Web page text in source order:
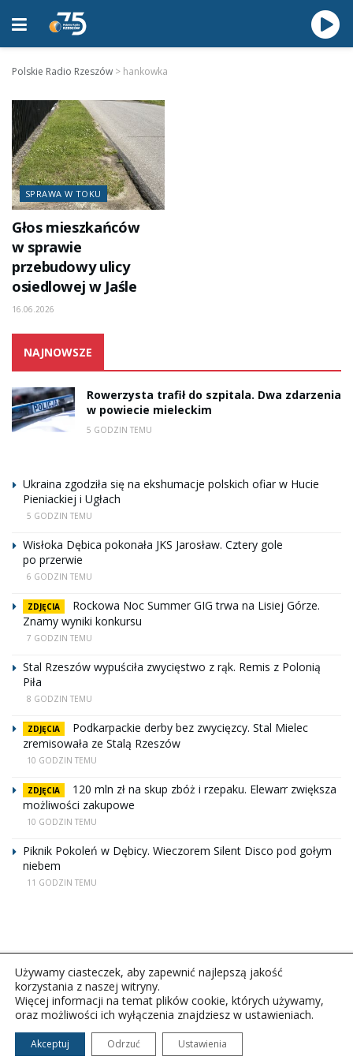
Polskie Radio Rzeszów > hankowka
SPRAWA W TOKU
Głos mieszkańców
w sprawie
przebudowy ulicy
osiedlowej w Jaśle
16.06.2026
NAJNOWSZE
Rowerzysta trafił do szpitala. Dwa zdarzenia
w powiecie mieleckim
5 GODZIN TEMU
Ukraina zgodziła się na ekshumacje polskich ofiar w Hucie
Pieniackiej i Ugłach
5 GODZIN TEMU
Wisłoka Dębica pokonała JKS Jarosław. Cztery gole
po przerwie
6 GODZIN TEMU
ZDJĘCIA
Rockowa Noc Summer GIG trwa na Lisiej Górze.
Znamy wyniki konkursu
7 GODZIN TEMU
Stal Rzeszów wypuściła zwycięstwo z rąk. Remis z Polonią
Piła
8 GODZIN TEMU
ZDJĘCIA
Podkarpackie derby bez zwycięzcy. Stal Mielec
zremisowała ze Stalą Rzeszów
10 GODZIN TEMU
ZDJĘCIA
120 mln zł na skup zbóż i rzepaku. Elewarr zwiększa
możliwości zakupowe
10 GODZIN TEMU
Piknik Pokoleń w Dębicy. Wieczorem Silent Disco pod gołym
niebem
11 GODZIN TEMU
Copyright © 2026Polskie Radio Rzeszów S.A. w likwidacj.
Wszelkie prawa zastrzeżone.
Używamy ciasteczek, aby zapewnić najlepszą jakość
korzystania z naszej witryny.
Więcej informacji na temat plików cookie, których używamy,
oraz możliwości ich wyłączenia znajdziesz w ustawieniach.
Akceptuj Odrzuć Ustawienia